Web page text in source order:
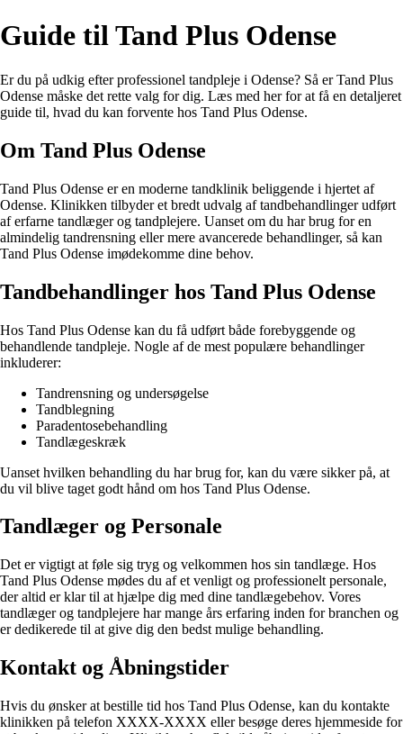
Guide til Tand Plus Odense
Er du på udkig efter professionel tandpleje i Odense? Så er Tand Plus
Odense måske det rette valg for dig. Læs med her for at få en detaljeret
guide til, hvad du kan forvente hos Tand Plus Odense.
Om Tand Plus Odense
Tand Plus Odense er en moderne tandklinik beliggende i hjertet af
Odense. Klinikken tilbyder et bredt udvalg af tandbehandlinger udført
af erfarne tandlæger og tandplejere. Uanset om du har brug for en
almindelig tandrensning eller mere avancerede behandlinger, så kan
Tand Plus Odense imødekomme dine behov.
Tandbehandlinger hos Tand Plus Odense
Hos Tand Plus Odense kan du få udført både forebyggende og
behandlende tandpleje. Nogle af de mest populære behandlinger
inkluderer:
Tandrensning og undersøgelse
Tandblegning
Paradentosebehandling
Tandlægeskræk
Uanset hvilken behandling du har brug for, kan du være sikker på, at
du vil blive taget godt hånd om hos Tand Plus Odense.
Tandlæger og Personale
Det er vigtigt at føle sig tryg og velkommen hos sin tandlæge. Hos
Tand Plus Odense mødes du af et venligt og professionelt personale,
der altid er klar til at hjælpe dig med dine tandlægebehov. Vores
tandlæger og tandplejere har mange års erfaring inden for branchen og
er dedikerede til at give dig den bedst mulige behandling.
Kontakt og Åbningstider
Hvis du ønsker at bestille tid hos Tand Plus Odense, kan du kontakte
klinikken på telefon XXXX-XXXX eller besøge deres hjemmeside for